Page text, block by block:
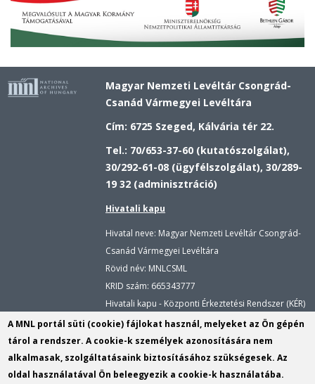
Magyar Nemzeti Levéltár Csongrád-
Csanád Vármegyei Levéltára
Cím: 6725 Szeged, Kálvária tér 22.
Tel.: 70/653-37-60 (kutatószolgálat),
30/292-61-08 (ügyfélszolgálat), 30/289-
19 32 (adminisztráció)
Hivatali kapu
Hivatal neve: Magyar Nemzeti Levéltár Csongrád-
Csanád Vármegyei Levéltára
Rövid név: MNLCSML
KRID szám: 665343777
Hivatali kapu - Központi Érkeztetési Rendszer (KÉR)
Hivatal neve: Magyar Nemzeti Levéltár
Rövid név: MNLCSML
KRID szám: 113809158
E-mail:cscsvl@mnl.gov.hu(link
A MNL portál süti (cookie) fájlokat használ, melyeket az Ön gépén
tárol a rendszer. A cookie-k személyek azonosítására nem
alkalmasak, szolgáltatásaink biztosításához szükségesek. Az
oldal használatával Ön beleegyezik a cookie-k használatába.